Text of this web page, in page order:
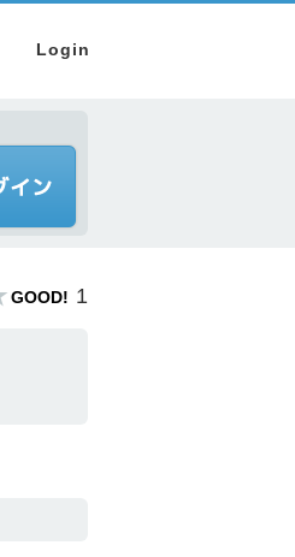
Login
GOOD! 1